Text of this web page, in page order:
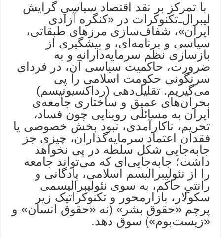
با تمرکز بر نقد اقتصاد سیاسیِ گرایش
لیبرال‌ـ‌تکنوکرات در «کنگره آزادی
ایران»، شفاف‌سازی مرزهای طبقاتی،
سیاسی و برنامه‌ای، و پیشگیری از
بازسازی نظم سرمایه‌دارانه و به
ضرورت، حاکمیت سیاسی آن، در فردای
سرنگونی حکومت اسلامی را پی
می‌گیریم. تقلیل‌‌دهی (رداکسیونیسم)
بحران‌های عمیق و ساختاری جامعه‌ی
ایران به مسائلی روبنایی چون فساد،
تحریم، ناکارآمدی، نبود بخش خصوصی یا
فقدان اعتماد سرمایه‌گذاران، چیزی جز
جابه‌جایی شکل سلطه در پی نخواهد
داشت؛ جابه‌جایی‌ای که می‌تواند جامعه
را از نئولیبرالیسم اسلامی، پادگانی و
رانتیِ حاکم، به سوی نئولیبرالیسمی
سکولار، بازارمحور و تکنوکراتیک زیر
پرچم «حقوق بشر» (نه «حقوق انسان» و
«زیست‌بوم») سوق دهد.